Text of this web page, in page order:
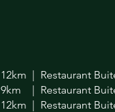
12km | Restaurant
9km | Restaurant
12km | Restaurant